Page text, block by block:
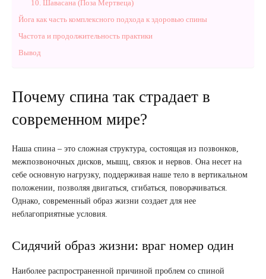
10. Шавасана (Поза Мертвеца)
Йога как часть комплексного подхода к здоровью спины
Частота и продолжительность практики
Вывод
Почему спина так страдает в
современном мире?
Наша спина – это сложная структура, состоящая из позвонков,
межпозвоночных дисков, мышц, связок и нервов. Она несет на
себе основную нагрузку, поддерживая наше тело в вертикальном
положении, позволяя двигаться, сгибаться, поворачиваться.
Однако, современный образ жизни создает для нее
неблагоприятные условия.
Сидячий образ жизни: враг номер один
Наиболее распространенной причиной проблем со спиной